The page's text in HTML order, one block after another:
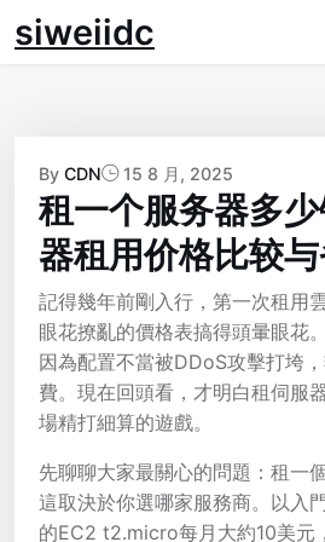
Skip
tosiweiidc
By CDN 15 8 月, 2025
租一个服务器多
器租用价格比较
記得幾年前剛入行，第一次租用
眼花撩亂的價格表搞得頭暈眼花
因為配置不當被DDoS攻擊打垮
費。現在回頭看，才明白租伺服
場精打細算的遊戲。
先聊聊大家最關心的問題：租一
這取決於你選哪家服務商。以入
的EC2 t2.micro每月大約10美元